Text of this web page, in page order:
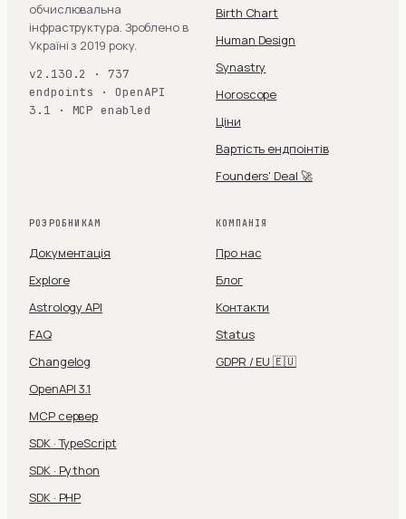
обчислювальна
інфраструктура. Зроблено в
Україні з 2019 року.
v2.130.2 · 737
endpoints · OpenAPI
3.1 · MCP enabled
Birth Chart
Human Design
Synastry
Horoscope
Ціни
Вартість ендпоінтів
Founders' Deal 🚀
РОЗРОБНИКАМ
Документація
Explore
Astrology API
FAQ
Changelog
OpenAPI 3.1
MCP сервер
SDK · TypeScript
SDK · Python
SDK · PHP
КОМПАНІЯ
Про нас
Блог
Контакти
Status
GDPR / EU 🇪🇺